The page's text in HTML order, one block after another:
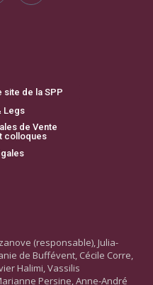
site de la SPP
Legs
de Vente
colloques
(responsable), Julia-
de Buffévent, Cécile Corre,
Halimi, Vassilis
Persine, Anne-André